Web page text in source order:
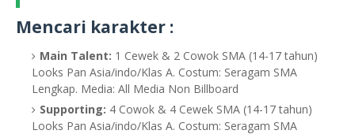
Mencari karakter :
Main Talent: 1 Cewek & 2 Cowok SMA (14-17 tahun)
Looks Pan Asia/indo/Klas A. Costum: Seragam SMA
Lengkap. Media: All Media Non Billboard
Supporting: 4 Cowok & 4 Cewek SMA (14-17 tahun)
Looks Pan Asia/indo/Klas A. Costum: Seragam SMA